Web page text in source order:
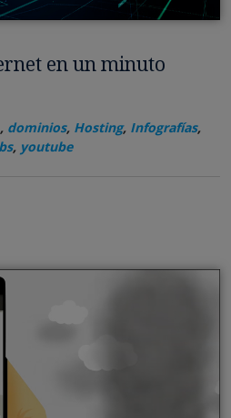
en un minuto
, dominios, Hosting, Infografías,
, youtube